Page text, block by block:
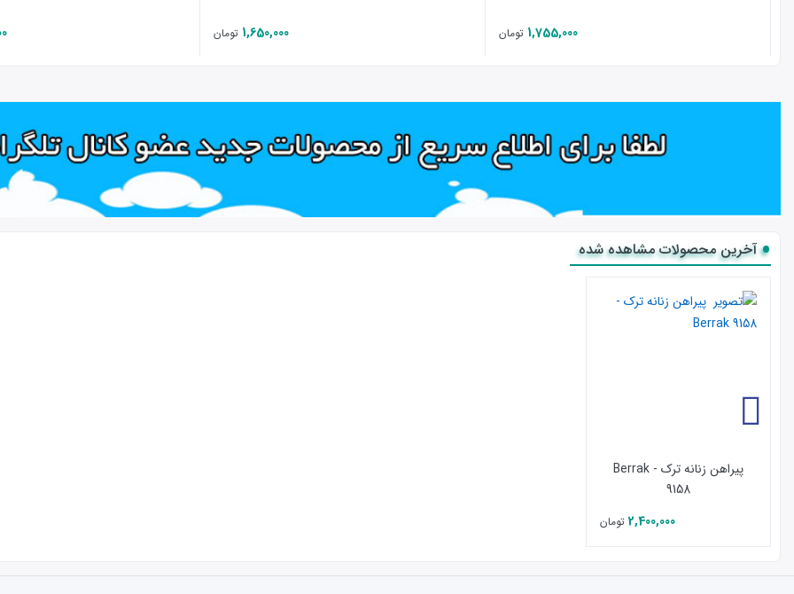
با توجه به قوانین جمهوری اسلامی درج عکس مانکن بدون فیلتر برای مشاهده نوع تن خوری لباس امکان پذیر نیست برای
یکی از پر فروش ترین مدل لباس راحتی تابستانی می باشد طراحی و رنگ این مدل بسیار شیک و اعیانی باشد و تن
است. این مدل ستلباس راحتی زنانه ترکیهتولید برند براک می باشد که یکی از بهترین برند های تولید کننده لباس های راحتی در
بالای پارچه و دوخت به کشور های اروپایی و آمریکا صادر می شود.
در صورت داشتن هر گونه سوال می توانید در واتس آپ با شماره09372824340تماس بگیرید.
1,755,000 تومان 1,650,000 تومان
آخرین محصولات مشاهده شده
پیراهن زنانه ترک - Berrak
9158
2,400,000 تومان